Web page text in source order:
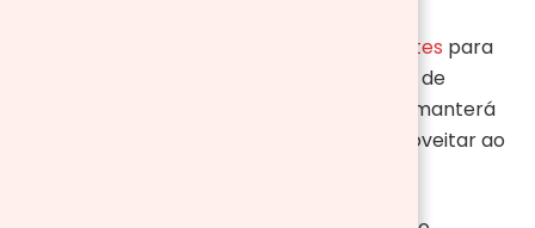
trotinetes para
que possam explorar o ambiente ao redor de
maneira segura e divertida. Isso não só as manterá
entretidas, mas também as ajudará a aproveitar ao